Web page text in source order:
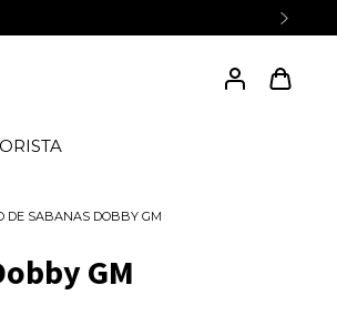
DE SABANAS DOBBY GM
GM